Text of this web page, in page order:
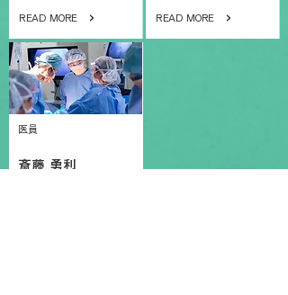
READ MORE
医員
斎藤 勇利
READ MORE